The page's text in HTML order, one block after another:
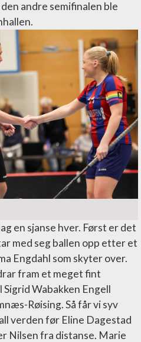
andre semifinalen ble
en sjanse hver. Først er det
med seg ballen opp etter et
Engdahl som skyter over.
fram et meget fint
Wabakken Engell
Røising. Så får vi syv
verden før Eline Dagestad
Nilsen fra distanse. Marie